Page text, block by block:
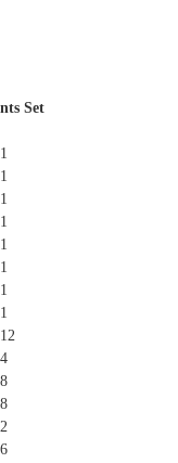
Set
1
1
1
1
1
1
1
1
12
4
8
8
2
6